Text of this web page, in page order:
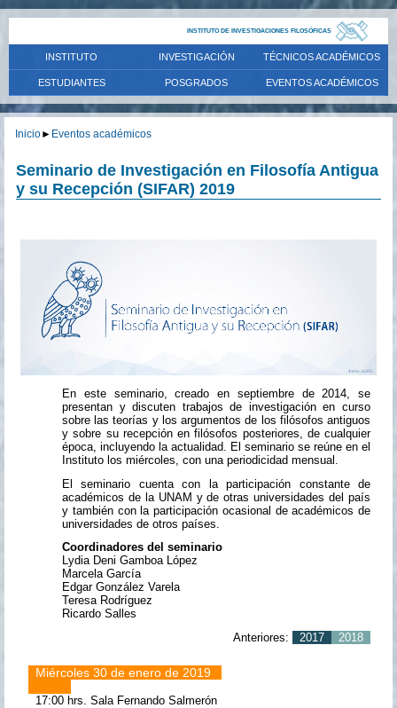
INSTITUTO DE INVESTIGACIONES FILOSÓFICAS
INSTITUTO INVESTIGACIÓN TÉCNICOS ACADÉMICOS
ESTUDIANTES POSGRADOS EVENTOS ACADÉMICOS
Inicio► Eventos académicos
Seminario de Investigación en Filosofía Antigua
y su Recepción (SIFAR) 2019
En este seminario, creado en septiembre de 2014, se
presentan y discuten trabajos de investigación en curso
sobre las teorías y los argumentos de los filósofos antiguos
y sobre su recepción en filósofos posteriores, de cualquier
época, incluyendo la actualidad. El seminario se reúne en el
Instituto los miércoles, con una periodicidad mensual.
El seminario cuenta con la participación constante de
académicos de la UNAM y de otras universidades del país
y también con la participación ocasional de académicos de
universidades de otros países.
Coordinadores del seminario
Lydia Deni Gamboa López
Marcela García
Edgar González Varela
Teresa Rodríguez
Ricardo Salles
Anteriores:
2017 2018
Miércoles 30 de enero de 2019
17:00 hrs. Sala Fernando Salmerón